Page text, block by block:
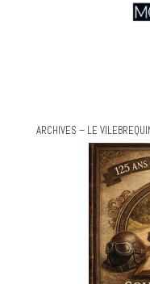
ARCHIVES – LE